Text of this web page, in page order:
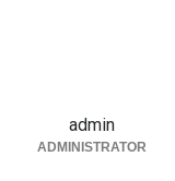
admin
ADMINISTRATOR